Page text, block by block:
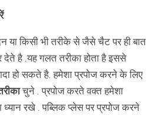
या किसी भी तरीके से जैसे चैट पर ही बात
है .यह गलत तरीका होता है इससे
हो सकते है. हमेशा प्रपोज करने के लिए
चुने . प्रपोज करते वक्त हमेशा
रखे . पब्लिक प्लेस पर प्रपोज करने